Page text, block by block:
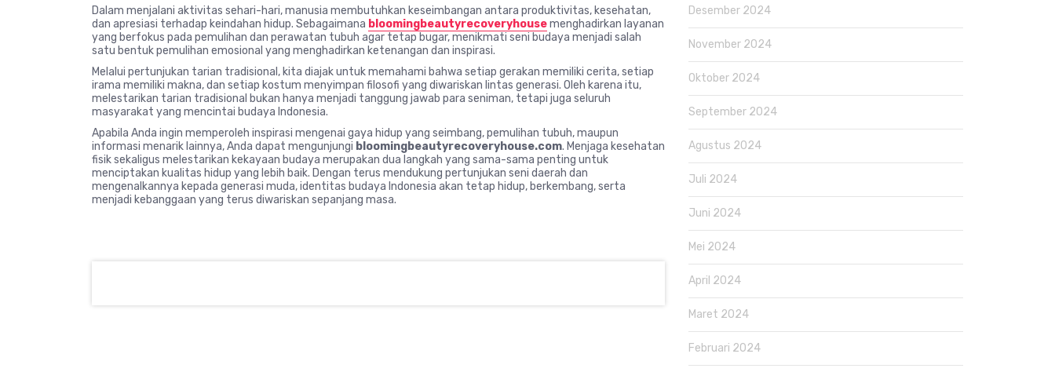
Dalam menjalani aktivitas sehari-hari, manusia membutuhkan keseimbangan antara produktivitas, kesehatan,
dan apresiasi terhadap keindahan hidup. Sebagaimana bloomingbeautyrecoveryhousemenghadirkan layanan
yang berfokus pada pemulihan dan perawatan tubuh agar tetap bugar, menikmati seni budaya menjadi salah
satu bentuk pemulihan emosional yang menghadirkan ketenangan dan inspirasi.
Melalui pertunjukan tarian tradisional, kita diajak untuk memahami bahwa setiap gerakan memiliki cerita, setiap
irama memiliki makna, dan setiap kostum menyimpan filosofi yang diwariskan lintas generasi. Oleh karena itu,
melestarikan tarian tradisional bukan hanya menjadi tanggung jawab para seniman, tetapi juga seluruh
masyarakat yang mencintai budaya Indonesia.
Apabila Anda ingin memperoleh inspirasi mengenai gaya hidup yang seimbang, pemulihan tubuh, maupun
informasi menarik lainnya, Anda dapat mengunjungi bloomingbeautyrecoveryhouse.com. Menjaga kesehatan
fisik sekaligus melestarikan kekayaan budaya merupakan dua langkah yang sama-sama penting untuk
menciptakan kualitas hidup yang lebih baik. Dengan terus mendukung pertunjukan seni daerah dan
mengenalkannya kepada generasi muda, identitas budaya Indonesia akan tetap hidup, berkembang, serta
menjadi kebanggaan yang terus diwariskan sepanjang masa.
Desember 2024
November 2024
Oktober 2024
September 2024
Agustus 2024
Juli 2024
Juni 2024
Mei 2024
April 2024
Maret 2024
Februari 2024